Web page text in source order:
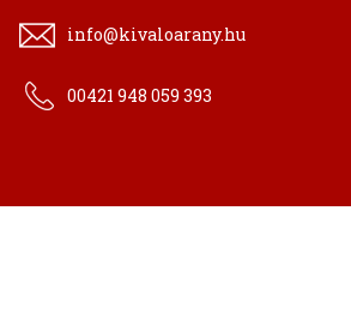
info@kivaloarany.hu
00421 948 059 393